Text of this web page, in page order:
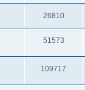
26810
51573
109717